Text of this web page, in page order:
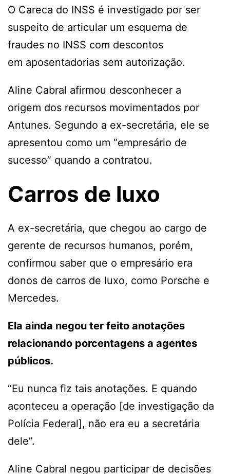
O Careca do INSS é investigado por ser
suspeito de articular um esquema de
fraudes no INSS com descontos
em aposentadorias sem autorização.
Aline Cabral afirmou desconhecer a
origem dos recursos movimentados por
Antunes. Segundo a ex-secretária, ele se
apresentou como um “empresário de
sucesso” quando a contratou.
Carros de luxo
A ex-secretária, que chegou ao cargo de
gerente de recursos humanos, porém,
confirmou saber que o empresário era
donos de carros de luxo, como Porsche e
Mercedes.
Ela ainda negou ter feito anotações
relacionando porcentagens a agentes
públicos.
“Eu nunca fiz tais anotações. E quando
aconteceu a operação [de investigação da
Polícia Federal], não era eu a secretária
dele”.
Aline Cabral negou participar de decisões